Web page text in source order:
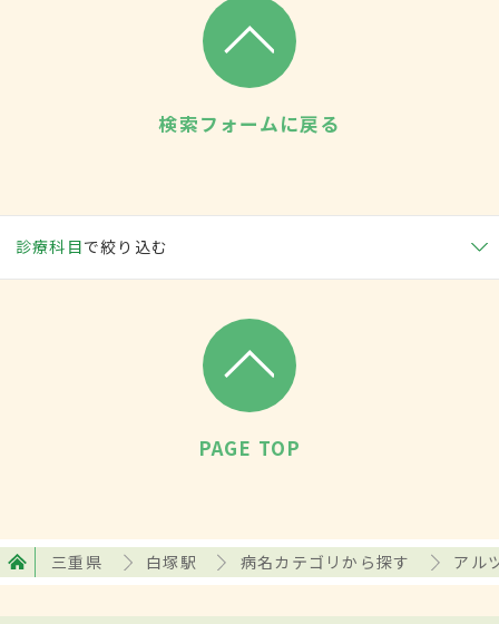
検索フォームに戻る
診療科目で絞り込む
PAGE TOP
三重県 白塚駅 病名カテゴリから探す アル